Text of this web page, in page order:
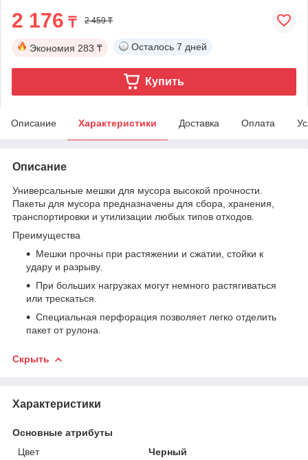
2 176 ₸ 2 459 ₸
Экономия 283 ₸ Осталось 7 дней
Купить
Описание Характеристики Доставка Оплата
Описание
Универсальные мешки для мусора высокой прочности.
Пакеты для мусора предназначены для сбора, хранения,
транспортировки и утилизации любых типов отходов.
Преимущества
Мешки прочны при растяжении и сжатии, стойки к
удару и разрыву.
При больших нагрузках могут немного растягиваться
или трескаться.
Специальная перфорация позволяет легко отделить
пакет от рулона.
Скрыть
Характеристики
Основные атрибуты
Цвет
Черный